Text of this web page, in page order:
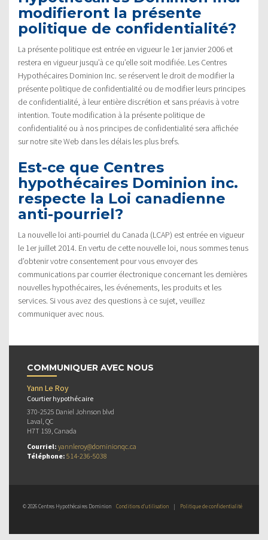
modifieront la présente
politique de confidentialité?
La présente politique est entrée en vigueur le 1er janvier 2006 et
restera en vigueur jusqu’à ce qu’elle soit modifiée. Les Centres
Hypothécaires Dominion Inc. se réservent le droit de modifier la
présente politique de confidentialité ou de modifier leurs principes
de confidentialité, à leur entière discrétion et sans préavis à votre
intention. Toute modification à la présente politique de
confidentialité ou à nos principes de confidentialité sera affichée
sur notre site Web dans les délais les plus brefs.
Est-ce que Centres
hypothécaires Dominion inc.
respecte la Loi canadienne
anti-pourriel?
La nouvelle loi anti-pourriel du Canada (LCAP) est entrée en vigueur
le 1er juillet 2014. En vertu de cette nouvelle loi, nous sommes tenus
d’obtenir votre consentement pour vous envoyer des
communications par courrier électronique concernant les dernières
nouvelles hypothécaires, les événements, les produits et les
services. Si vous avez des questions à ce sujet, veuillez
communiquer avec nous.
COMMUNIQUER AVEC NOUS
Yann Le Roy
Courtier hypothécaire
370-2525 Daniel Johnson blvd
Laval, QC
H7T 1S9, Canada
Courriel: yannleroy@dominionqc.ca
Téléphone: 514-236-5038
© 2026 Centres Hypothécaires Dominion Conditions d’utilisation | Politique de confidentialité